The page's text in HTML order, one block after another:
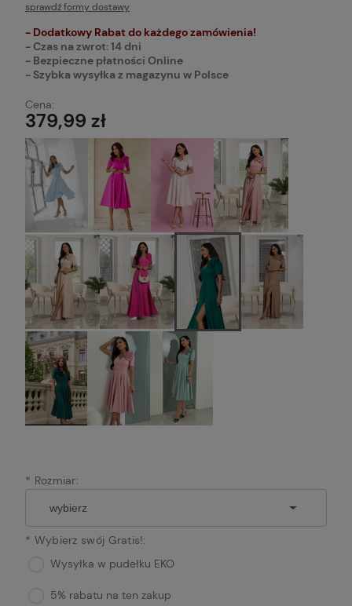
Cena nie zawiera ewentualnych kosztów płatności
sprawdź formy dostawy
- Dodatkowy Rabat do każdego zamówienia!
- Czas na zwrot: 14 dni
- Bezpieczne płatności Online
- Szybka wysyłka z magazynu w Polsce
Cena:
379,99 zł
* Rozmiar:
* Wybierz swój Gratis!:
Wysyłka w pudełku EKO
5% rabatu na ten zakup